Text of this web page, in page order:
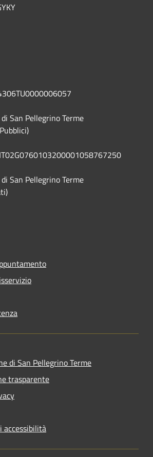
San Pellegrino Terme
San Pellegrino Terme
di San Pellegrino Terme
trasparente
accessibilità